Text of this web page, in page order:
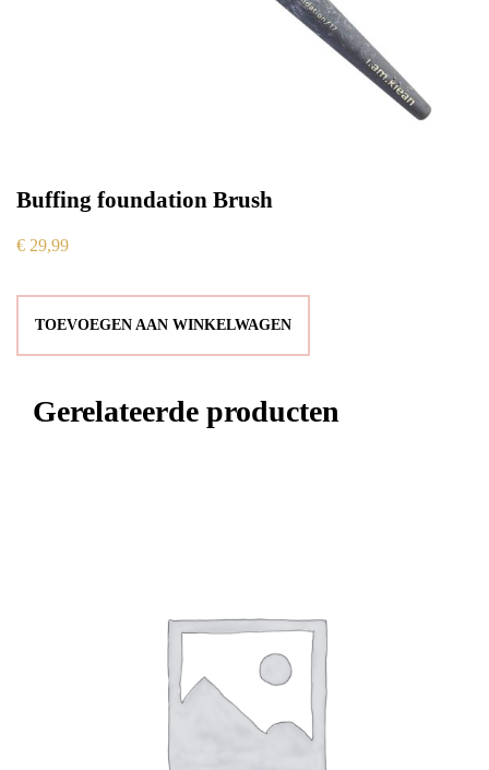
Buffing foundation Brush
€ 29,99
TOEVOEGEN AAN WINKELWAGEN
Gerelateerde producten